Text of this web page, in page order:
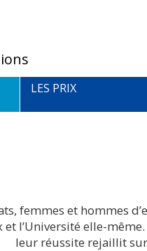
LES PRIX
femmes et hommes
l’Université elle-
leur réussite rejaillit